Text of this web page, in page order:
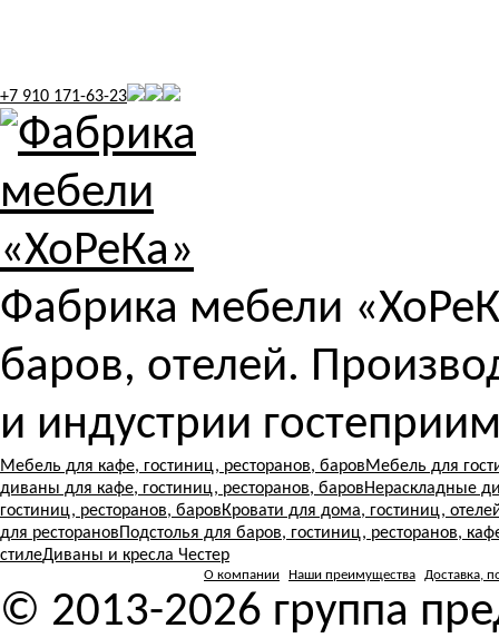
+7 910 171-63-23
Фабрика мебели
баров, отелей.
и индустрии
Мебель для кафе, гостиниц, ресторанов, баровМебель для
диваны для кафе, гостиниц, ресторанов, баровНераскладные
гостиниц, ресторанов, баровКровати для дома, гостиниц,
для ресторанов Подстолья для баров, гостиниц, ресторанов,
стилеДиваны и кресла Честер
О компании Наши преимущества Доставка,
© 2013-2026 группа